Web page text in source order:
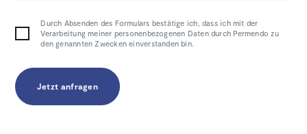
Durch Absenden des Formulars bestätige ich, dass ich mit der
Verarbeitung meiner personenbezogenen Daten durch Permendo zu
den genannten Zwecken einverstanden bin.